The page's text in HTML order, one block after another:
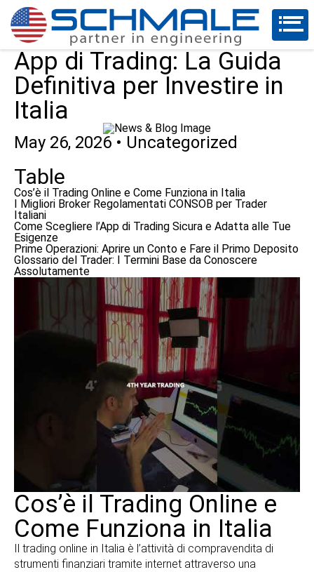
App di Trading: La Guida
Definitiva per Investire in
Italia
May 26, 2026 • Uncategorized
Table
Cos’è il Trading Online e Come Funziona in Italia
I Migliori Broker Regolamentati CONSOB per Trader
Italiani
Come Scegliere l’App di Trading Sicura e Adatta alle Tue
Esigenze
Prime Operazioni: Aprire un Conto e Fare il Primo Deposito
Glossario del Trader: I Termini Base da Conoscere
Assolutamente
Cos’è il Trading Online e
Come Funziona in Italia
Il trading online in Italia è l’attività di compravendita di
strumenti finanziari tramite internet attraverso una